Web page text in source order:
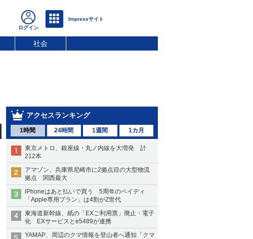
社会
アクセスランキング
1時間 24時間 1週間 1カ月
東京メトロ、銀座線・丸ノ内線を大増発 計
212本
アマゾン、兵庫県尼崎市に2拠点目の大型物流
拠点 関西最大
iPhoneはあと払いで買う 5周年のペイディ
「Apple専用プラン」は4割がZ世代
東海道新幹線、紙の「EXご利用票」廃止・電子
化 EXサービスとe5489が連携
YAMAP、周辺のクマ情報を登山者へ通知「クマ